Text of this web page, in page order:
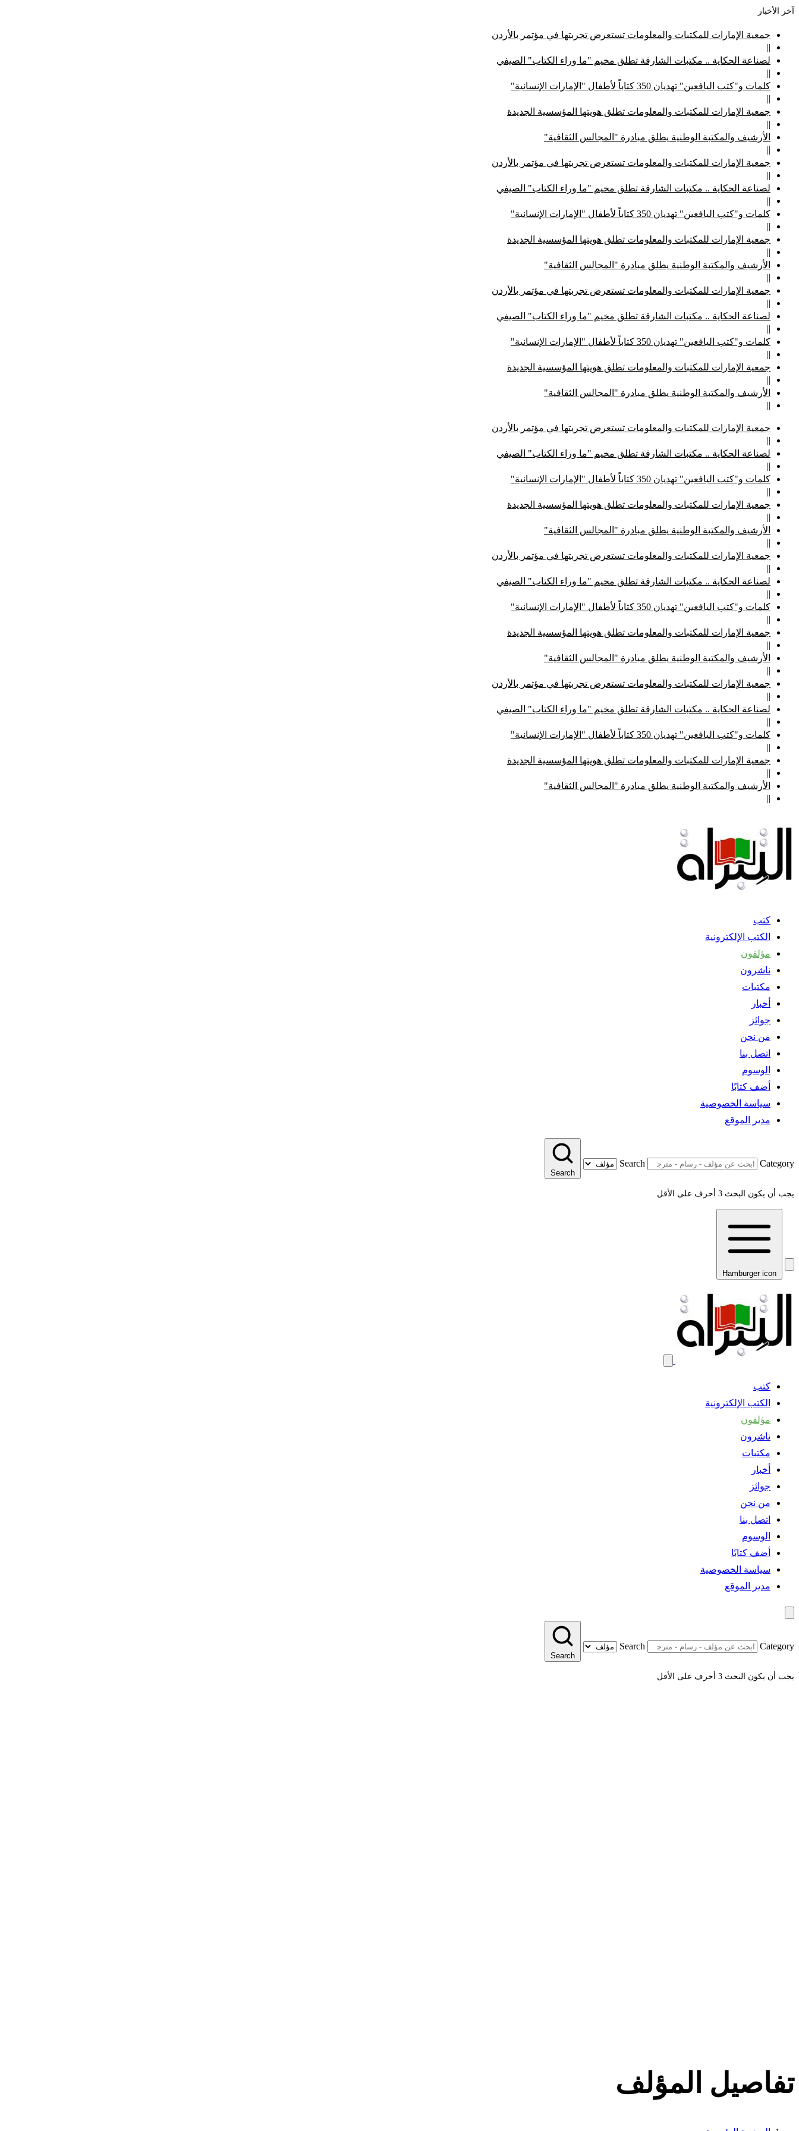
آخر الأخبار
جمعية الإمارات للمكتبات والمعلومات تستعرض تجربتها في مؤتمر بالأردن
||
لصناعة الحكاية .. مكتبات الشارقة تطلق مخيم "ما وراء الكتاب" الصيفي
||
كلمات و"كتب اليافعين" تهديان 350 كتاباً لأطفال "الإمارات الإنسانية"
||
جمعية الإمارات للمكتبات والمعلومات تطلق هويتها المؤسسية الجديدة
||
الأرشيف والمكتبة الوطنية يطلق مبادرة "المجالس الثقافية"
||
جمعية الإمارات للمكتبات والمعلومات تستعرض تجربتها في مؤتمر بالأردن
||
لصناعة الحكاية .. مكتبات الشارقة تطلق مخيم "ما وراء الكتاب" الصيفي
||
كلمات و"كتب اليافعين" تهديان 350 كتاباً لأطفال "الإمارات الإنسانية"
||
جمعية الإمارات للمكتبات والمعلومات تطلق هويتها المؤسسية الجديدة
||
الأرشيف والمكتبة الوطنية يطلق مبادرة "المجالس الثقافية"
||
جمعية الإمارات للمكتبات والمعلومات تستعرض تجربتها في مؤتمر بالأردن
||
لصناعة الحكاية .. مكتبات الشارقة تطلق مخيم "ما وراء الكتاب" الصيفي
||
كلمات و"كتب اليافعين" تهديان 350 كتاباً لأطفال "الإمارات الإنسانية"
||
جمعية الإمارات للمكتبات والمعلومات تطلق هويتها المؤسسية الجديدة
||
الأرشيف والمكتبة الوطنية يطلق مبادرة "المجالس الثقافية"
||
جمعية الإمارات للمكتبات والمعلومات تستعرض تجربتها في مؤتمر بالأردن
||
لصناعة الحكاية .. مكتبات الشارقة تطلق مخيم "ما وراء الكتاب" الصيفي
||
كلمات و"كتب اليافعين" تهديان 350 كتاباً لأطفال "الإمارات الإنسانية"
||
جمعية الإمارات للمكتبات والمعلومات تطلق هويتها المؤسسية الجديدة
||
الأرشيف والمكتبة الوطنية يطلق مبادرة "المجالس الثقافية"
||
جمعية الإمارات للمكتبات والمعلومات تستعرض تجربتها في مؤتمر بالأردن
||
لصناعة الحكاية .. مكتبات الشارقة تطلق مخيم "ما وراء الكتاب" الصيفي
||
كلمات و"كتب اليافعين" تهديان 350 كتاباً لأطفال "الإمارات الإنسانية"
||
جمعية الإمارات للمكتبات والمعلومات تطلق هويتها المؤسسية الجديدة
||
الأرشيف والمكتبة الوطنية يطلق مبادرة "المجالس الثقافية"
||
جمعية الإمارات للمكتبات والمعلومات تستعرض تجربتها في مؤتمر بالأردن
||
لصناعة الحكاية .. مكتبات الشارقة تطلق مخيم "ما وراء الكتاب" الصيفي
||
كلمات و"كتب اليافعين" تهديان 350 كتاباً لأطفال "الإمارات الإنسانية"
||
جمعية الإمارات للمكتبات والمعلومات تطلق هويتها المؤسسية الجديدة
||
الأرشيف والمكتبة الوطنية يطلق مبادرة "المجالس الثقافية"
||
كتب
الكتب الإلكترونية
مؤلفون
ناشرون
مكتبات
أخبار
جوائز
من نحن
اتصل بنا
الوسوم
أضف كتابًا
سياسة الخصوصية
مدير الموقع
Search Category
Search
يجب أن يكون البحث 3 أحرف على الأقل
Hamburger icon
كتب
الكتب الإلكترونية
مؤلفون
ناشرون
مكتبات
أخبار
جوائز
من نحن
اتصل بنا
الوسوم
أضف كتابًا
سياسة الخصوصية
مدير الموقع
Search Category
Search
يجب أن يكون البحث 3 أحرف على الأقل
تفاصيل المؤلف